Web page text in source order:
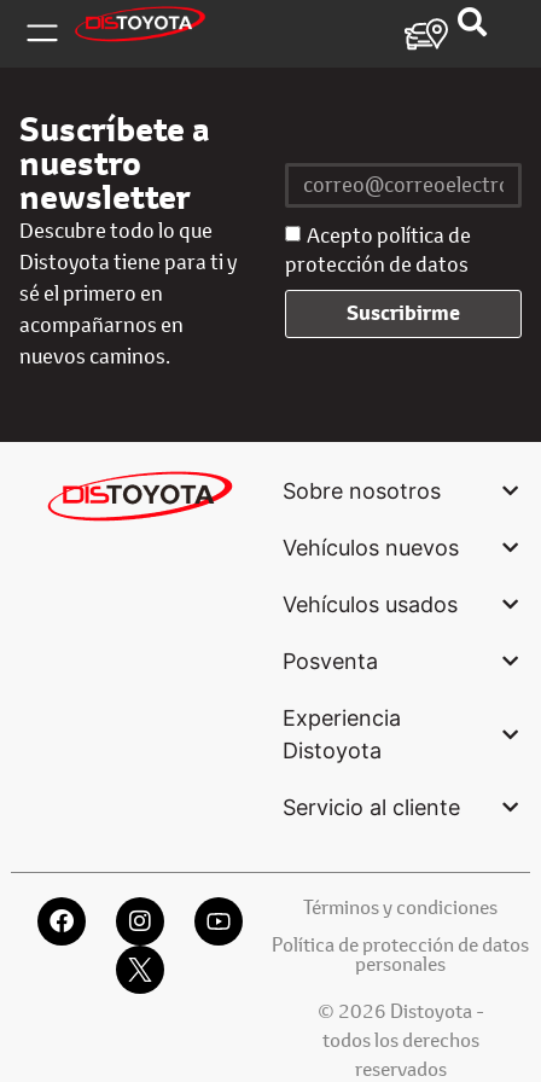
Suscríbete a
nuestro
newsletter
Descubre todo lo que
Distoyota tiene para ti y
sé el primero en
acompañarnos en
nuevos caminos.
Acepto política de
protección de datos
Suscribirme
Sobre nosotros
Vehículos nuevos
Vehículos usados
Posventa
Experiencia
Distoyota
Servicio al cliente
Términos y condiciones
Política de protección de datos
personales
© 2026 Distoyota -
todos los derechos
reservados